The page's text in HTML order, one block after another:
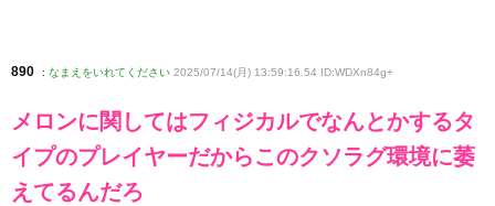
890 : なまえをいれてください 2025/07/14(月) 13:59:16.54 ID:WDXn84g+
メロンに関してはフィジカルでなんとかするタ
イプのプレイヤーだからこのクソラグ環境に萎
えてるんだろ